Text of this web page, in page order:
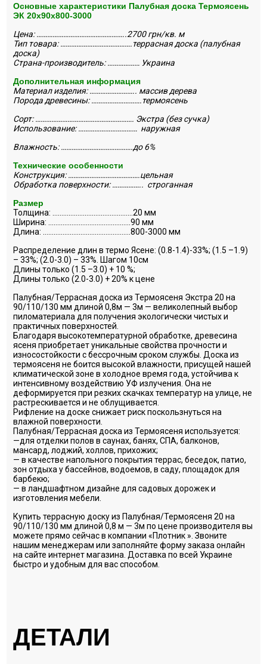
Основные характеристики Палубная доска Термоясень
ЭК 20х90х800-3000
Цена: …………………………………………..2700 грн/кв. м
Тип товара: ………………………………….террасная доска (палубная
доска)
Страна-производитель: ……………… Украина
Дополнительная информация
Материал изделия: …………………….. массив дерева
Порода древесины: ……………………….термоясень
Сорт: ………………………………………………. Экстра (без сучка)
Использование: …………………………… наружная
Влажность: ………………………………….до 6%
Технические особенности
Конструкция: ………………………………….цельная
Обработка поверхности: …………….. строганная
Размер
Толщина: ………………………………………20 мм
Ширина: ……………………………………….90 мм
Длина: ………………………………………….800-3000 мм
Распределение длин в термо Ясене: (0.8-1.4)-33%; (1.5 –1.9)
– 33%; (2.0-3.0) – 33%. Шагом 10см
Длины только (1.5 –3.0) + 10 %;
Длины только (2.0-3.0) + 20% к цене
Палубная/Террасная доска из Термоясеня Экстра 20 на
90/110/130 мм длиной 0,8м — 3м — великолепный выбор
пиломатериала для получения экологически чистых и
практичных поверхностей.
Благодаря высокотемпературной обработке, древесина
ясеня приобретает уникальные свойства прочности и
износостойкости с бессрочным сроком службы. Доска из
термоясеня не боится высокой влажности, присущей нашей
климатической зоне в холодное время года, устойчива к
интенсивному воздействию УФ излучения. Она не
деформируется при резких скачках температур на улице, не
растрескивается и не облущивается.
Рифление на доске снижает риск поскользнуться на
влажной поверхности.
Палубная/Террасная доска из Термоясеня используется:
—для отделки полов в саунах, банях, СПА, балконов,
мансард, лоджий, холлов, прихожих;
— в качестве напольного покрытия террас, беседок, патио,
зон отдыха у бассейнов, водоемов, в саду, площадок для
барбекю;
— в ландшафтном дизайне для садовых дорожек и
изготовления мебели.
Купить террасную доску из Палубная/Термоясеня 20 на
90/110/130 мм длиной 0,8 м — 3м по цене производителя вы
можете прямо сейчас в компании «Плотник ». Звоните
нашим менеджерам или заполняйте форму заказа онлайн
на сайте интернет магазина. Доставка по всей Украине
быстро и удобным для вас способом.
ДЕТАЛИ